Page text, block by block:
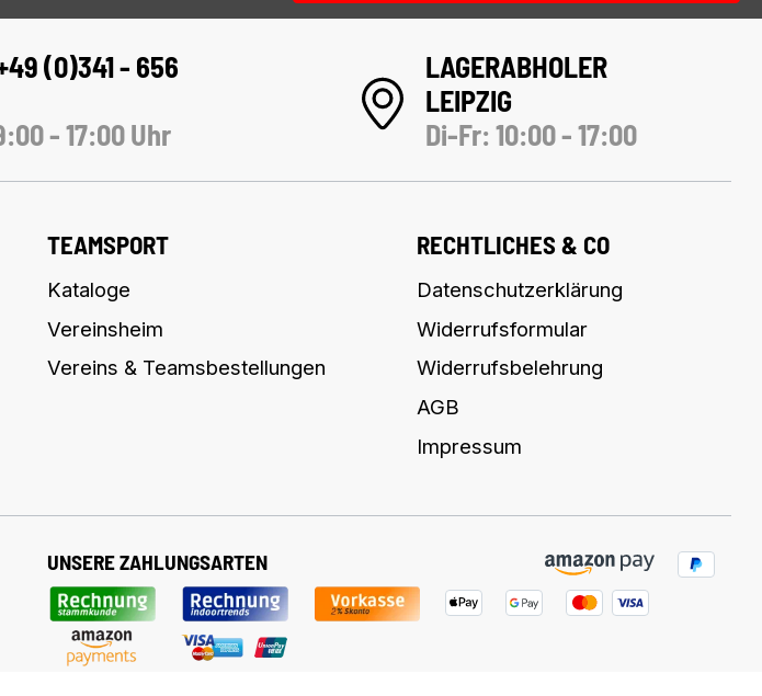
(0)341 - 656
- 17:00 Uhr
LAGERABHOLER
LEIPZIG
Di-Fr: 10:00 - 17:00
TEAMSPORT
Kataloge
Vereinsheim
Vereins & Teamsbestellungen
RECHTLICHES & CO
Datenschutzerklärung
Widerrufsformular
Widerrufsbelehrung
AGB
Impressum
UNSERE ZAHLUNGSARTEN